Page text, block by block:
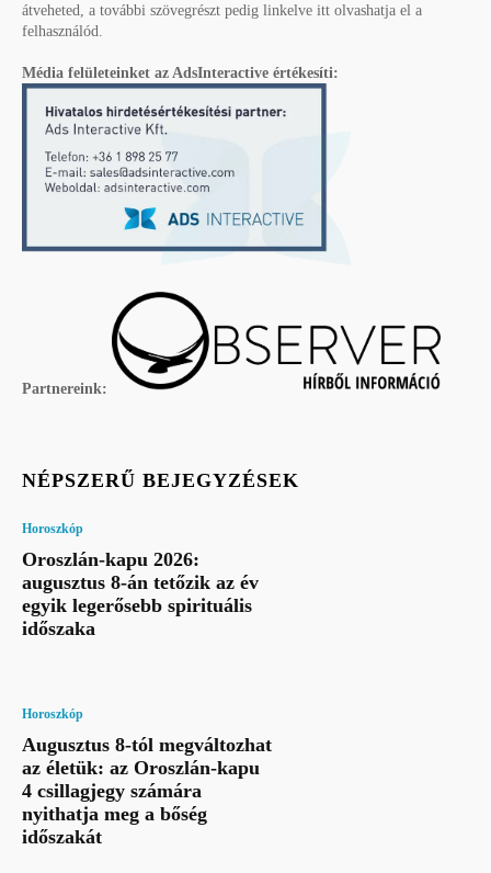
átveheted, a további szövegrészt pedig linkelve itt olvashatja el a
felhasználód.
Média felületeinket az AdsInteractive értékesíti:
Partnereink:
NÉPSZERŰ BEJEGYZÉSEK
Horoszkóp
Oroszlán-kapu 2026:
augusztus 8-án tetőzik az év
egyik legerősebb spirituális
időszaka
Horoszkóp
Augusztus 8-tól megváltozhat
az életük: az Oroszlán-kapu
4 csillagjegy számára
nyithatja meg a bőség
időszakát